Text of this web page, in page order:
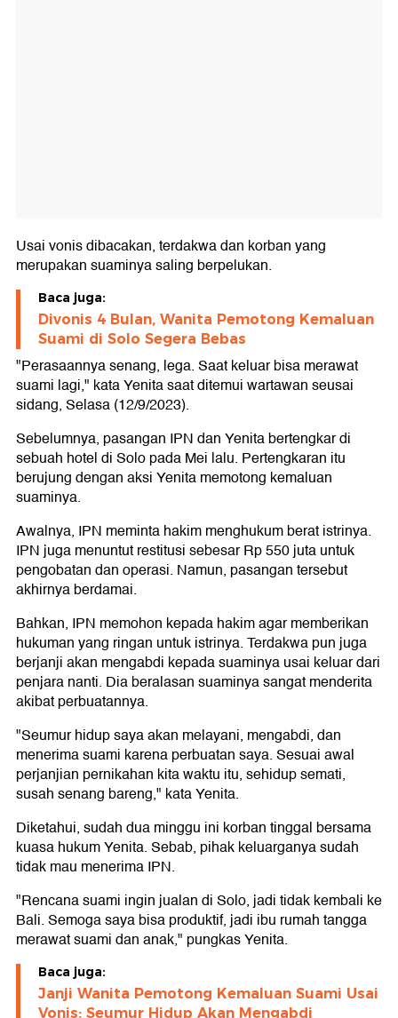
Usai vonis dibacakan, terdakwa dan korban yang
merupakan suaminya saling berpelukan.
Baca juga:
Divonis 4 Bulan, Wanita Pemotong Kemaluan
Suami di Solo Segera Bebas
"Perasaannya senang, lega. Saat keluar bisa merawat
suami lagi," kata Yenita saat ditemui wartawan seusai
sidang, Selasa (12/9/2023).
Sebelumnya, pasangan IPN dan Yenita bertengkar di
sebuah hotel di Solo pada Mei lalu. Pertengkaran itu
berujung dengan aksi Yenita memotong kemaluan
suaminya.
Awalnya, IPN meminta hakim menghukum berat istrinya.
IPN juga menuntut restitusi sebesar Rp 550 juta untuk
pengobatan dan operasi. Namun, pasangan tersebut
akhirnya berdamai.
Bahkan, IPN memohon kepada hakim agar memberikan
hukuman yang ringan untuk istrinya. Terdakwa pun juga
berjanji akan mengabdi kepada suaminya usai keluar dari
penjara nanti. Dia beralasan suaminya sangat menderita
akibat perbuatannya.
"Seumur hidup saya akan melayani, mengabdi, dan
menerima suami karena perbuatan saya. Sesuai awal
perjanjian pernikahan kita waktu itu, sehidup semati,
susah senang bareng," kata Yenita.
Diketahui, sudah dua minggu ini korban tinggal bersama
kuasa hukum Yenita. Sebab, pihak keluarganya sudah
tidak mau menerima IPN.
"Rencana suami ingin jualan di Solo, jadi tidak kembali ke
Bali. Semoga saya bisa produktif, jadi ibu rumah tangga
merawat suami dan anak," pungkas Yenita.
Baca juga:
Janji Wanita Pemotong Kemaluan Suami Usai
Vonis: Seumur Hidup Akan Mengabdi